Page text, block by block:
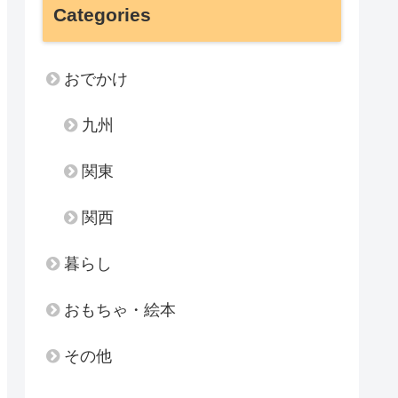
Categories
おでかけ
九州
関東
関西
暮らし
おもちゃ・絵本
その他